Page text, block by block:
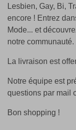
Lesbien, Gay, Bi,
encore ! Entrez
Mode... et
notre communauté.
La livraison est
Notre équipe est
questions par mail
Bon shopping !